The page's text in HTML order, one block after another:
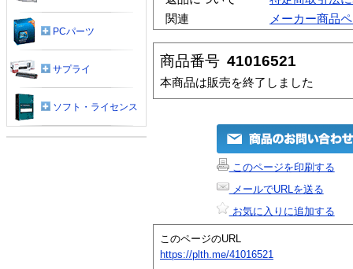
関連
メーカー商品
商品番号 41016521
本商品は販売を終了しました
このページを印刷する
メールでURLを送る
お気に入りに追加する
このページのURL
https://plth.me/41016521
PCパーツ
サプライ
ソフト・ライセンス